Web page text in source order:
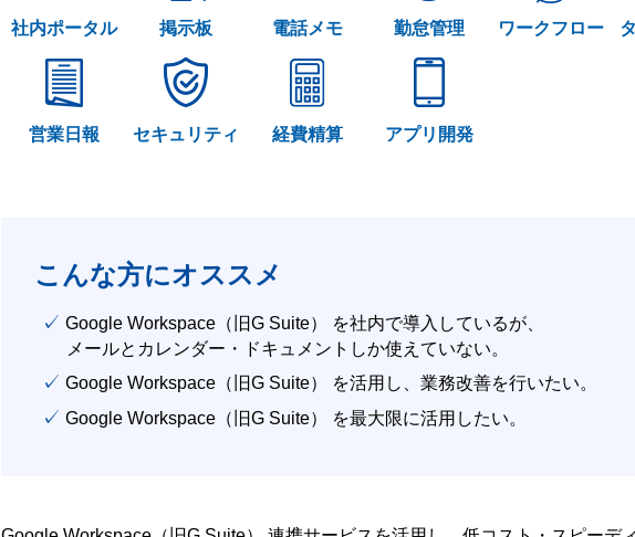
社内ポータル 掲示板 電話メモ 勤怠管理 ワークフロー
営業日報 セキュリティ 経費精算 アプリ開発
こんな方にオススメ
✓ Google Workspace（旧G Suite） を社内で導入しているが、
メールとカレンダー・ドキュメントしか使えていない。
✓ Google Workspace（旧G Suite） を活用し、業務改善を行いたい。
✓ Google Workspace（旧G Suite） を最大限に活用したい。